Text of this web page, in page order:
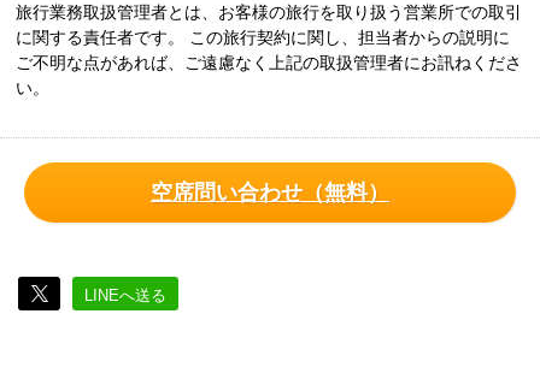
旅行業務取扱管理者とは、お客様の旅行を取り扱う営業所での取引
に関する責任者です。 この旅行契約に関し、担当者からの説明に
ご不明な点があれば、ご遠慮なく上記の取扱管理者にお訊ねくださ
い。
空席問い合わせ（無料）
LINEへ送る